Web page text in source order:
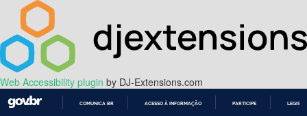
Web Accessibility plugin by DJ-Extensions.com
COMUNICA BR ACESSO À INFORMAÇÃO PARTICIPE